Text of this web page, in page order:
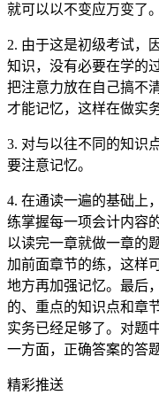
就可以以不变应万变了。
2. 由于这是初级考试，
知识，没有必要在学的
把注意力放在自己搞不
才能记忆，这样在做实
3. 对与以往不同的知识
要注意记忆。
4. 在通读一遍的基础上
练掌握每一项会计内容
以读完一章就做一章的
加前面章节的练，这样
地方再加强记忆。最后
的、重点的知识点和章
实务已经足够了。对题
一方面，正确答案的答
精彩推送